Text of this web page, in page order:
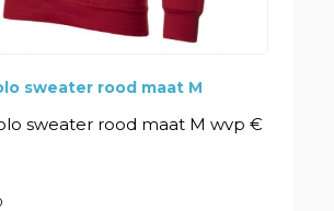
sweater rood maat M
sweater rood maat M wvp €